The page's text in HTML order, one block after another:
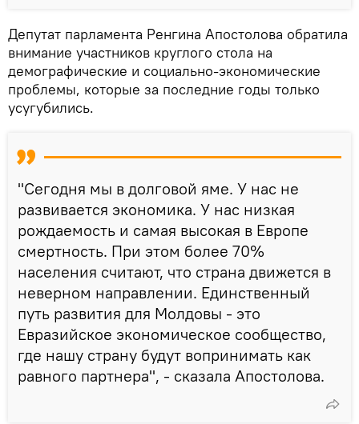
Депутат парламента Ренгина Апостолова обратила
внимание участников круглого стола на
демографические и социально-экономические
проблемы, которые за последние годы только
усугубились.
"Сегодня мы в долговой яме. У нас не
развивается экономика. У нас низкая
рождаемость и самая высокая в Европе
смертность. При этом более 70%
населения считают, что страна движется в
неверном направлении. Единственный
путь развития для Молдовы - это
Евразийское экономическое сообщество,
где нашу страну будут вопринимать как
равного партнера", - сказала Апостолова.